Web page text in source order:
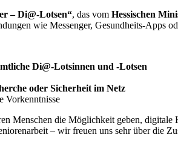
– Di@-Lotsen“, das vomHessischen
wie Messenger, Gesundheits-Apps
Di@-Lotsinnen und -Lotsen
oder Sicherheit im Netz
Vorkenntnisse
Menschen die Möglichkeit geben,
– wir freuen uns sehr über die